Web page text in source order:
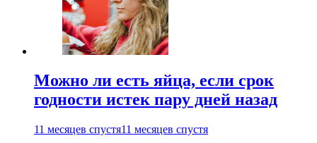
Можно ли есть яйца, если срок
годности истек пару дней назад
11 месяцев спустя11 месяцев спустя